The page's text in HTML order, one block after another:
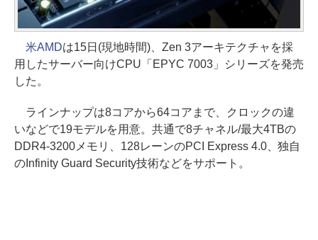
米AMDは15日(現地時間)、Zen 3アーキテクチャを採
用したサーバー向けCPU「EPYC 7003」シリーズを発売
した。
ラインナップは8コアから64コアまで、クロックの違
いなどで19モデルを用意。共通で8チャネル/最大4TBの
DDR4-3200メモリ、128レーンのPCI Express 4.0、独自
のInfinity Guard Security技術などをサポート。